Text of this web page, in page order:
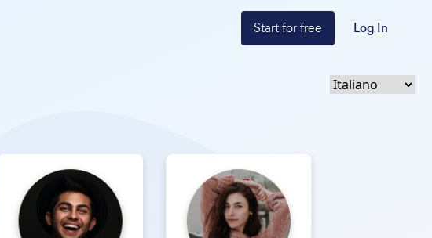
Start for free Log In